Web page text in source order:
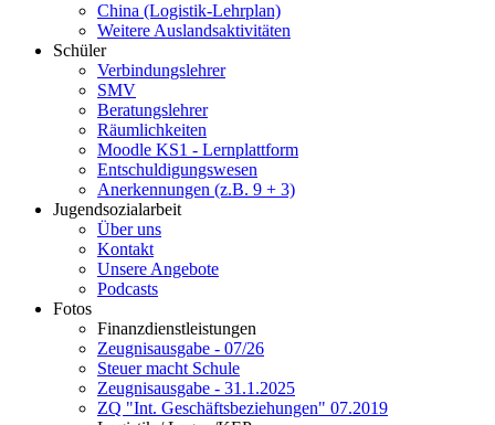
China (Logistik-Lehrplan)
Weitere Auslandsaktivitäten
Schüler
Verbindungslehrer
SMV
Beratungslehrer
Räumlichkeiten
Moodle KS1 - Lernplattform
Entschuldigungswesen
Anerkennungen (z.B. 9 + 3)
Jugendsozialarbeit
Über uns
Kontakt
Unsere Angebote
Podcasts
Fotos
Finanzdienstleistungen
Zeugnisausgabe - 07/26
Steuer macht Schule
Zeugnisausgabe - 31.1.2025
ZQ "Int. Geschäftsbeziehungen" 07.2019